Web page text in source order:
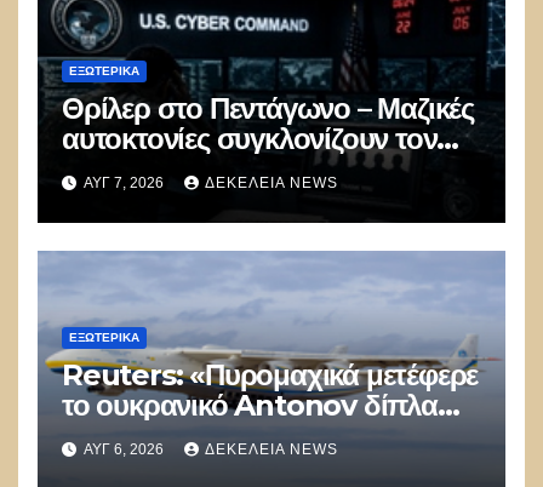
ΕΞΩΤΕΡΙΚΑ
Θρίλερ στο Πεντάγωνο – Μαζικές
αυτοκτονίες συγκλονίζουν τον
μυστικό στρατό
κυβερνοπολέμου των ΗΠΑ
ΑΥΓ 7, 2026 ΔΕΚΈΛΕΙΑ NEWS
ΕΞΩΤΕΡΙΚΑ
Reuters: «Πυρομαχικά μετέφερε
το ουκρανικό Antonov δίπλα
στο οποίο βρέθηκε το drone στη
Λειψία»
ΑΥΓ 6, 2026 ΔΕΚΈΛΕΙΑ NEWS